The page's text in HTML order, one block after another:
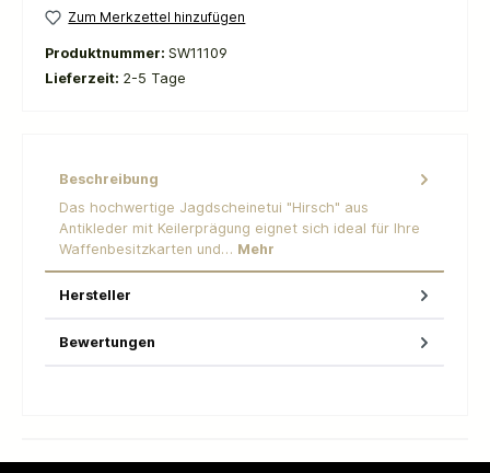
Zum Merkzettel hinzufügen
Produktnummer: SW11109
Lieferzeit: 2-5 Tage
Beschreibung
Das hochwertige Jagdscheinetui "Hirsch" aus
Antikleder mit Keilerprägung eignet sich ideal für Ihre
Waffenbesitzkarten und… Mehr
Hersteller
Bewertungen